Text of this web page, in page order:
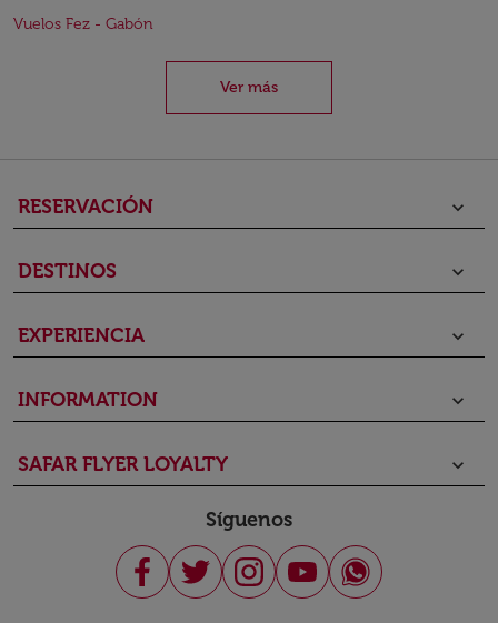
Vuelos Fez - Gabón
Ver más
RESERVACIÓN keyboard_arrow_down
DESTINOS keyboard_arrow_down
EXPERIENCIA keyboard_arrow_down
INFORMATION keyboard_arrow_down
SAFAR FLYER LOYALTY keyboard_arrow_down
Síguenos